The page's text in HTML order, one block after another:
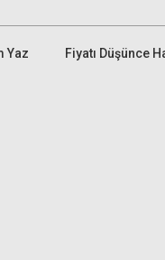
Yaz Fiyatı Düşünce